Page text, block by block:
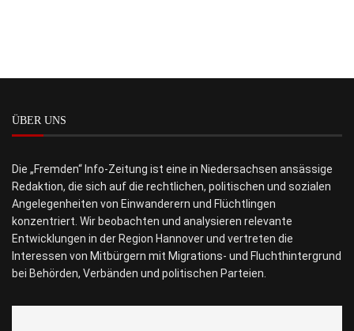
ÜBER UNS
Die „Fremden“ Info-Zeitung ist eine in Niedersachsen ansässige
Redaktion, die sich auf die rechtlichen, politischen und sozialen
Angelegenheiten von Einwanderern und Flüchtlingen
konzentriert. Wir beobachten und analysieren relevante
Entwicklungen in der Region Hannover und vertreten die
Interessen von Mitbürgern mit Migrations- und Fluchthintergrund
bei Behörden, Verbänden und politischen Parteien.